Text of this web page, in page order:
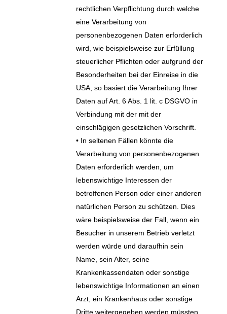
rechtlichen Verpflichtung durch welche
eine Verarbeitung von
personenbezogenen Daten erforderlich
wird, wie beispielsweise zur Erfüllung
steuerlicher Pflichten oder aufgrund der
Besonderheiten bei der Einreise in die
USA, so basiert die Verarbeitung Ihrer
Daten auf Art. 6 Abs. 1 lit. c DSGVO in
Verbindung mit der mit der
einschlägigen gesetzlichen Vorschrift.
• In seltenen Fällen könnte die
Verarbeitung von personenbezogenen
Daten erforderlich werden, um
lebenswichtige Interessen der
betroffenen Person oder einer anderen
natürlichen Person zu schützen. Dies
wäre beispielsweise der Fall, wenn ein
Besucher in unserem Betrieb verletzt
werden würde und daraufhin sein
Name, sein Alter, seine
Krankenkassendaten oder sonstige
lebenswichtige Informationen an einen
Arzt, ein Krankenhaus oder sonstige
Dritte weitergegeben werden müssten.